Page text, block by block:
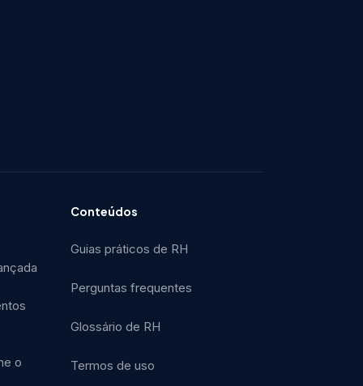
o
Conteúdos
Guias práticos de RH
Perguntas frequentes
Glossário de RH
Termos de uso